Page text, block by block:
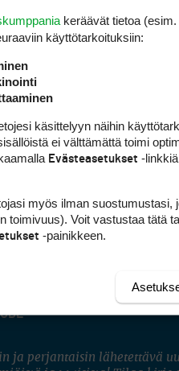
INSTAGRAM
ja perjantaisin lähetettävä
keräävät tietoa
käyttötarkoituksiin:
käsittelyyn näihin
ei välttämättä toimi
Evästeasetukset -
myös ilman suostumustasi,
toimivuus). Voit vastustaa tätä
-painikkeen.